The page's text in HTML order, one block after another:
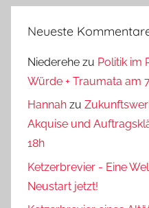
Neueste
Niederehe zu Politik im
Würde + Traumata am
Hannah zu
Akquise und
18h
Ketzerbrevier - Eine
Neustart jetzt!